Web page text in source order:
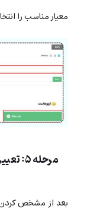
معیار مناسب را
مرحله ۵: تعیین عملکرد فیلتر